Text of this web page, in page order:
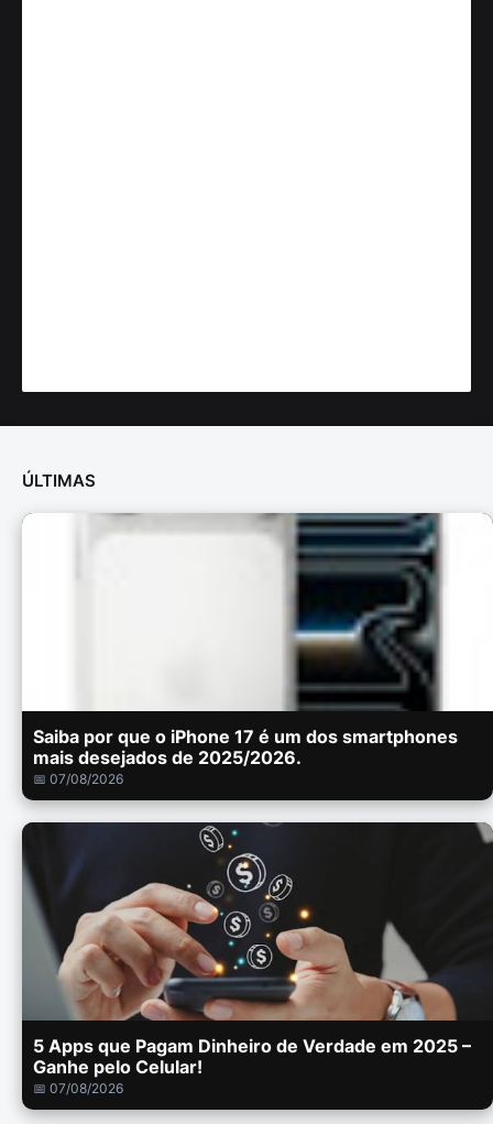
ÚLTIMAS
Saiba por que o iPhone 17 é um dos smartphones
mais desejados de 2025/2026.
📅 07/08/2026
5 Apps que Pagam Dinheiro de Verdade em 2025 –
Ganhe pelo Celular!
📅 07/08/2026